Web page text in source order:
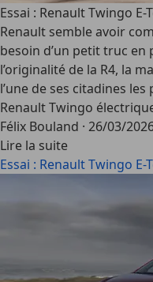
Essai : Renault Twingo E-
Renault semble avoir
besoin d’un petit truc en
l’originalité de la R4, la
l’une de ses citadines
Renault Twingo
Félix Bouland · 26/03/
Lire la suite
Essai : Renault Twingo E-